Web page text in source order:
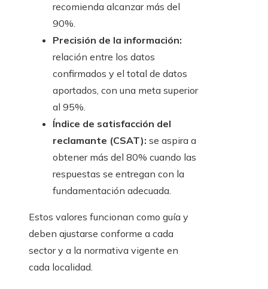
recomienda alcanzar más del
90%.
Precisión de la información:
relación entre los datos
confirmados y el total de datos
aportados, con una meta superior
al 95%.
Índice de satisfacción del
reclamante (CSAT): se aspira a
obtener más del 80% cuando las
respuestas se entregan con la
fundamentación adecuada.
Estos valores funcionan como guía y
deben ajustarse conforme a cada
sector y a la normativa vigente en
cada localidad.